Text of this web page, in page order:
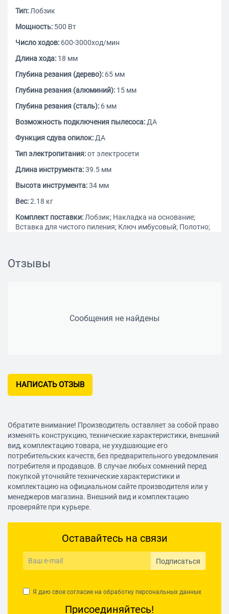
Тип: Лобзик
Мощность: 500 Вт
Число ходов: 600-3000ход/мин
Длина хода: 18 мм
Глубина резания (дерево): 65 мм
Глубина резания (алюминий): 15 мм
Глубина резания (сталь): 6 мм
Возможность подключения пылесоса: ДА
Функция сдува опилок: ДА
Тип электропитания:от электросети
Длина инструмента:39.5 мм
Высота инструмента:34 мм
Вес:2.18 кг
Комплект поставки: Лобзик; Накладка на основание;
Вставка для чистого пиления; Ключ имбусовый; Полотно;
Регулировка хода колебаний:
Количество пилок в комплекте (дополнительно):
комплекте помогают работать комфортно и эффективно
Отзывы
Сообщения не найдены
НАПИСАТЬ ОТЗЫВ
Обратите внимание! Производитель оставляет за собой право
изменять конструкцию, технические характеристики, внешний
вид, комплектацию товара, не ухудшающие его
потребительских качеств, без предварительного уведомления
потребителя и продавцов. В случае любых сомнений перед
покупкой уточняйте технические характеристики и
комплектацию на официальном сайте производителя или у
менеджеров магазина. Внешний вид и комплектацию
проверяйте при курьере.
Оставайтесь на связи
Подписаться
Я даю свое согласие на обработку персональных данных
Присоединяйтесь!